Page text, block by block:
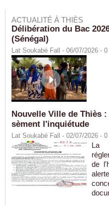
ACTUALITÉ À THIÈS
Délibération du Bac
(Sénégal)
Lat Soukabé Fall - 06/07/2026 - 0
Nouvelle Ville de Thiès
sèment l'inquiétude
Lat Soukabé Fall - 02/07/2026 - 0
La
de